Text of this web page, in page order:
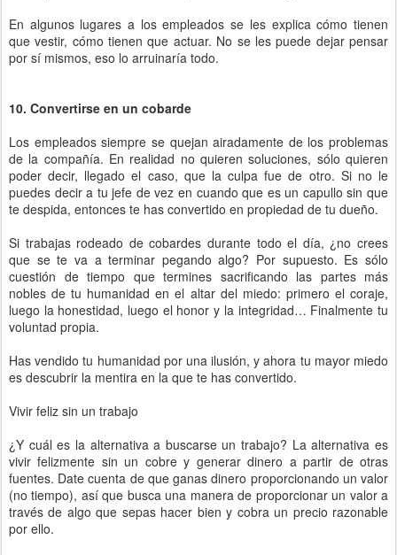
En algunos lugares a los empleados se les explica cómo tienen
que vestir, cómo tienen que actuar. No se les puede dejar pensar
por sí mismos, eso lo arruinaría todo.
10. Convertirse en un cobarde
Los empleados siempre se quejan airadamente de los problemas
de la compañía. En realidad no quieren soluciones, sólo quieren
poder decir, llegado el caso, que la culpa fue de otro. Si no le
puedes decir a tu jefe de vez en cuando que es un capullo sin que
te despida, entonces te has convertido en propiedad de tu dueño.
Si trabajas rodeado de cobardes durante todo el día, ¿no crees
que se te va a terminar pegando algo? Por supuesto. Es sólo
cuestión de tiempo que termines sacrificando las partes más
nobles de tu humanidad en el altar del miedo: primero el coraje,
luego la honestidad, luego el honor y la integridad… Finalmente tu
voluntad propia.
Has vendido tu humanidad por una ilusión, y ahora tu mayor miedo
es descubrir la mentira en la que te has convertido.
Vivir feliz sin un trabajo
¿Y cuál es la alternativa a buscarse un trabajo? La alternativa es
vivir felizmente sin un cobre y generar dinero a partir de otras
fuentes. Date cuenta de que ganas dinero proporcionando un valor
(no tiempo), así que busca una manera de proporcionar un valor a
través de algo que sepas hacer bien y cobra un precio razonable
por ello.